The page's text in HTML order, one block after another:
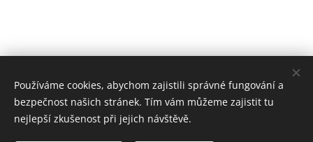
www.zimnihory.czwww.letnihory.cz
Používáme cookies, abychom zajistili správné fungování a
bezpečnost našich stránek. Tím vám můžeme zajistit tu
nejlepší zkušenost při jejich návštěvě.